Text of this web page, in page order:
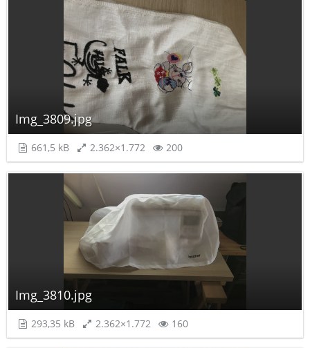
Img_3809.jpg
661,5 kB 2.362×1.772 200
Img_3810.jpg
293,35 kB 2.362×1.772 160